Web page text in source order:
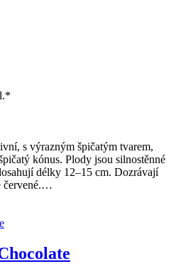
s výrazným špičatým tvarem,
kónus. Plody jsou silnostěnné
délky 12–15 cm. Dozrávají
červené.…